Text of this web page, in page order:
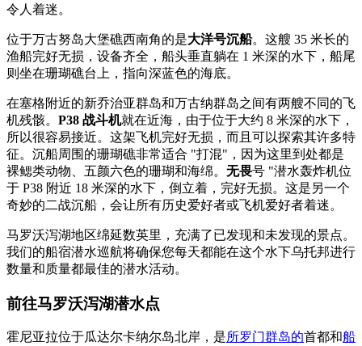
令人着迷。
位于万古努岛大堡礁西南角的是大洋号沉船。这艘 35 米长的
渔船完好无损，设备齐全，船头垂直躺在 1 米深的水下，船尾
则坐在珊瑚礁台上，指向深蓝色的海底。
在塞格附近的新乔治亚群岛和万古纳群岛之间有两艘不同的飞
机残骸。 P38 战斗机就在近海，由于位于大约 8 米深的水下，
所以很容易接近。这架飞机完好无损，而且可以探索其许多特
征。沉船周围的珊瑚礁非常适合 "打混"，因为这里到处都是
裸鳃类动物、五颜六色的珊瑚和海绵。 无畏号 "潜水轰炸机位
于 P38 附近 18 米深的水下，倒立着，完好无损。这是另一个
奇妙的二战沉船，会让所有历史爱好者或飞机爱好者着迷。
马罗沃泻湖地区绵延数英里，充满了已发现和未发现的景点。
我们的船宿潜水巡航将确保您每天都能在这个水下乌托邦进行
数量和质量都最佳的潜水活动。
前往马罗沃泻湖潜水点
霍尼亚拉位于瓜达尔卡纳尔岛北岸，是所罗门群岛的首都和船